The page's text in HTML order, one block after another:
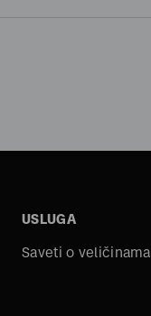
USLUGA
Saveti o veličinama